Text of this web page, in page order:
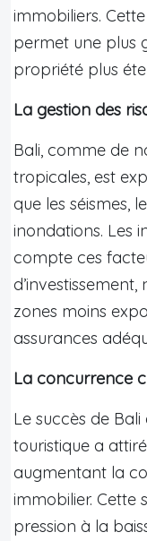
immobiliers.
permet une plus
propriété plus
La gestion des
Bali, comme de
tropicales, est
que les séismes,
inondations. Les
compte ces
zones moins
assurances
La concurrence
Le succès de
touristique a
augmentant la
immobilier. Cette
pression à la